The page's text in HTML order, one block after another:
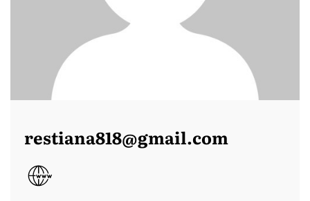
restiana818@gmail.com